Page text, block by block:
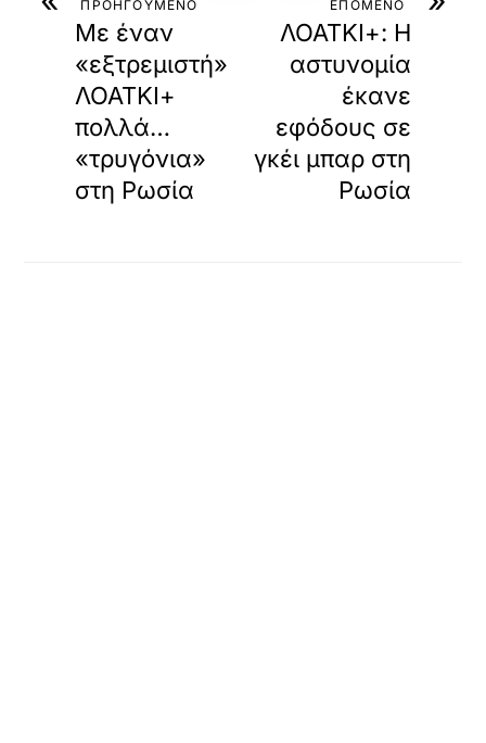
ΠΡΟΗΓΟΥΜΕΝΟ
Με έναν
«εξτρεμιστή»
ΛΟΑΤΚΙ+
πολλά…
«τρυγόνια»
στη Ρωσία
ΕΠΟΜΕΝΟ
ΛΟΑΤΚΙ+: Η
αστυνομία
έκανε
εφόδους σε
γκέι μπαρ στη
Ρωσία